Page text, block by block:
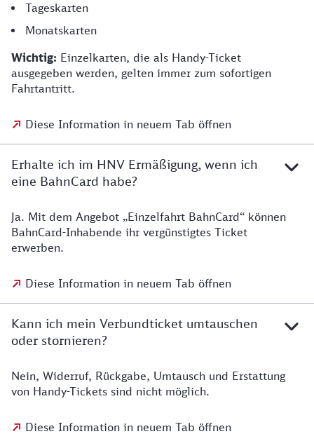
Tageskarten
Monatskarten
Wichtig: Einzelkarten, die als Handy-Ticket
ausgegeben werden, gelten immer zum sofortigen
Fahrtantritt.
Diese Information in neuem Tab öffnen
Erhalte ich im HNV Ermäßigung, wenn ich
eine BahnCard habe?
Ja. Mit dem Angebot „Einzelfahrt BahnCard“ können
BahnCard-Inhabende ihr vergünstigtes Ticket
erwerben.
Diese Information in neuem Tab öffnen
Kann ich mein Verbundticket umtauschen
oder stornieren?
Nein, Widerruf, Rückgabe, Umtausch und Erstattung
von Handy-Tickets sind nicht möglich.
Diese Information in neuem Tab öffnen